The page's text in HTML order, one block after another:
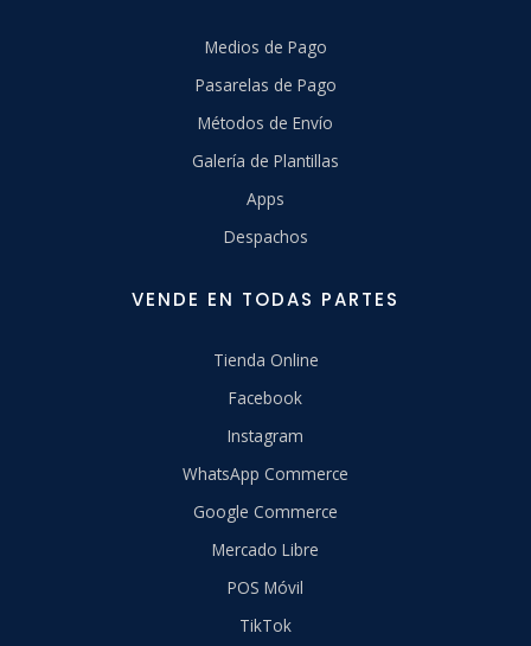
Medios de Pago
Pasarelas de Pago
Métodos de Envío
Galería de Plantillas
Apps
Despachos
VENDE EN TODAS PARTES
Tienda Online
Facebook
Instagram
WhatsApp Commerce
Google Commerce
Mercado Libre
POS Móvil
TikTok